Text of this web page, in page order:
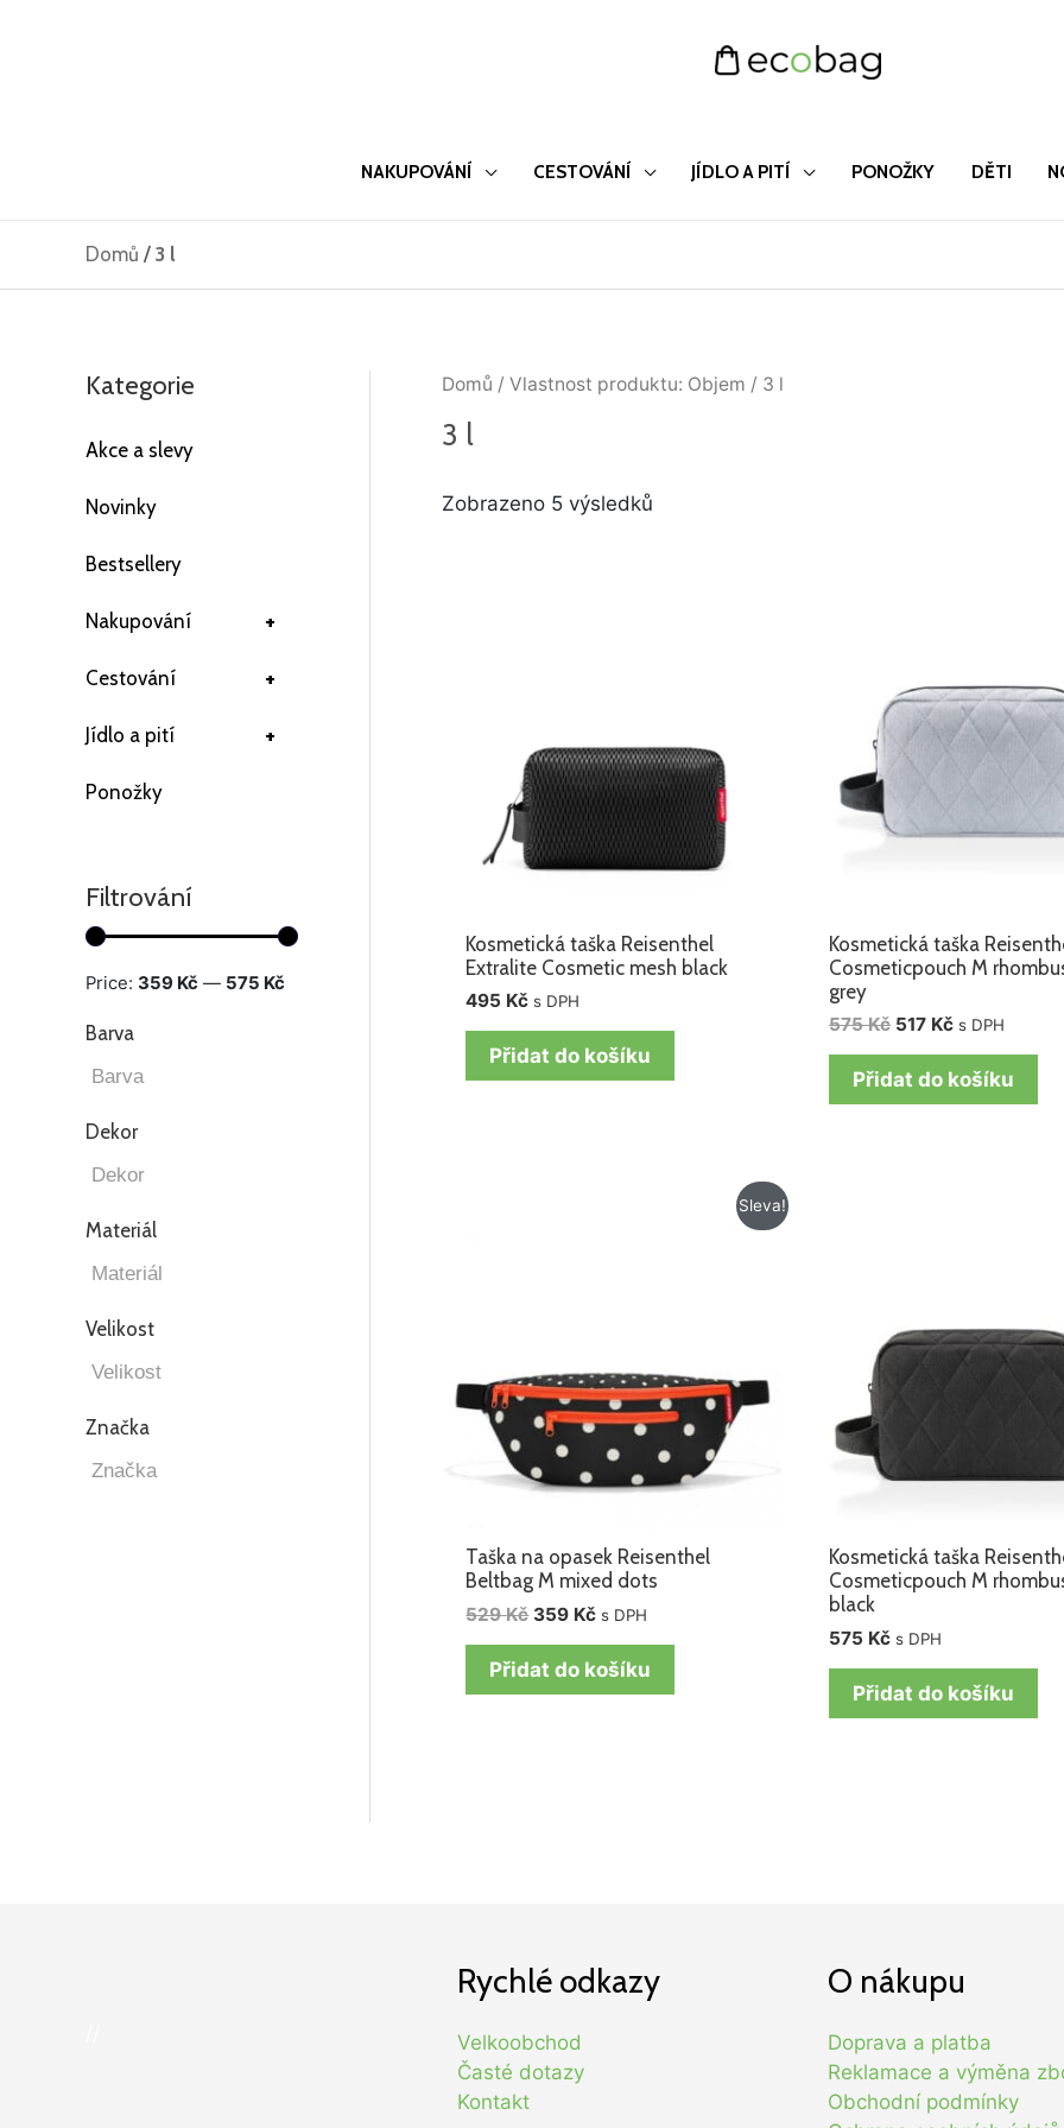
NAKUPOVÁNÍ CESTOVÁNÍ JÍDLO A PITÍ PONOŽKY DĚTI
Domů / 3 l
Kategorie
Akce a slevy
Novinky
Bestsellery
+
Nakupování
+
Cestování
+
Jídlo a pití
Ponožky
Filtrování
Price: 359 Kč — 575 Kč
Barva
Dekor
Materiál
Velikost
Značka
Domů / Vlastnost produktu: Objem / 3 l
3 l
Zobrazeno 5 výsledků
Seřazeno
Kosmetická taška Reisenthel
Extralite Cosmetic mesh black
495 Kč s DPH
Přidat do košíku
Kosmetická taška
Cosmeticpouch M
grey
575Kč 517 Kč s DPH
Přidat do košíku
Sleva!
Taška na opasek Reisenthel
Beltbag M mixed dots
529Kč 359 Kč s DPH
Přidat do košíku
Kosmetická taška
Cosmeticpouch M
black
575 Kč s DPH
Přidat do košíku
Rychlé odkazy
Velkoobchod
Časté dotazy
Kontakt
O nákupu
Doprava a platba
Reklamace a výměna
Obchodní podmínky